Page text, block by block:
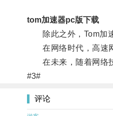
tom加速器pc版下载
除此之外，Tom加速
在网络时代，高速网
在未来，随着网络技
#3#
评论